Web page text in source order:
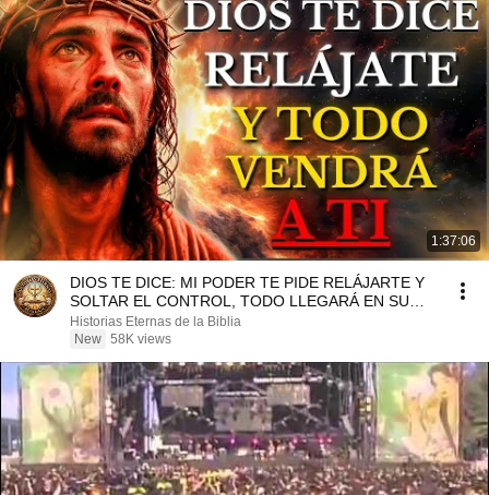
1:37:06
DIOS TE DICE: MI PODER TE PIDE RELÁJARTE Y
SOLTAR EL CONTROL, TODO LLEGARÁ EN SU
MOMENTO PERFECTO
Historias Eternas de la Biblia
New 58K views